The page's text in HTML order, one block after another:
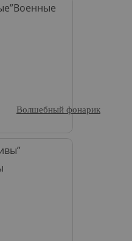
Военные
Волшебный фонарик